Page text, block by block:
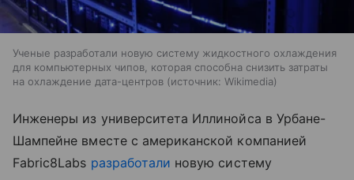
Ученые разработали новую систему жидкостного охлаждения
для компьютерных чипов, которая способна снизить затраты
на охлаждение дата-центров
источник: Wikimedia
Инженеры из университета Иллинойса в Урбане-
Шампейне вместе с американской компанией
Fabric8Labs разработали новую систему